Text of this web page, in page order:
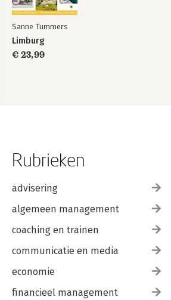
Sanne Tummers
Limburg
€ 23,99
Rubrieken
advisering
algemeen management
coaching en trainen
communicatie en media
economie
financieel management